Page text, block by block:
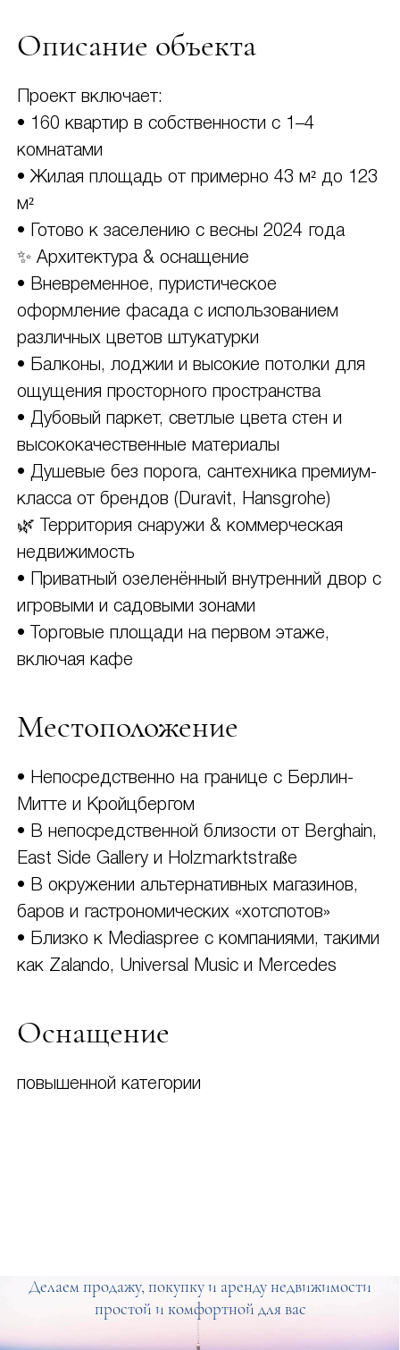
Описание объекта
Проект включает:
• 160 квартир в собственности с 1–4
комнатами
• Жилая площадь от примерно 43 м² до 123
м²
• Готово к заселению с весны 2024 года
✨ Архитектура & оснащение
• Вневременное, пуристическое
оформление фасада с использованием
различных цветов штукатурки
• Балконы, лоджии и высокие потолки для
ощущения просторного пространства
• Дубовый паркет, светлые цвета стен и
высококачественные материалы
• Душевые без порога, сантехника премиум-
класса от брендов (Duravit, Hansgrohe)
🌿 Территория снаружи & коммерческая
недвижимость
• Приватный озеленённый внутренний двор с
игровыми и садовыми зонами
• Торговые площади на первом этаже,
включая кафе
Местоположение
• Непосредственно на границе с Берлин-
Митте и Кройцбергом
• В непосредственной близости от Berghain,
East Side Gallery и Holzmarktstraße
• В окружении альтернативных магазинов,
баров и гастрономических «хотспотов»
• Близко к Mediaspree с компаниями, такими
как Zalando, Universal Music и Mercedes
Оснащение
повышенной категории
Делаем продажу, покупку и аренду недвижимости
простой и комфортной для вас